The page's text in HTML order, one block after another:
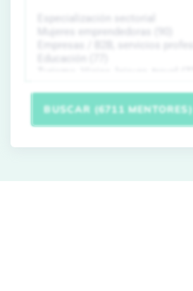
BUSCAR (6711 MENTORES)